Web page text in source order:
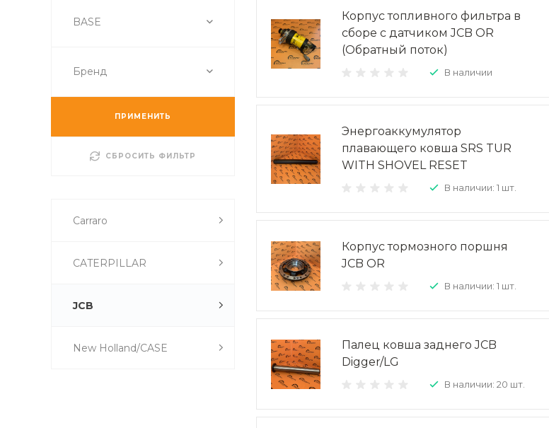
BASE
Бренд
ПРИМЕНИТЬ
СБРОСИТЬ ФИЛЬТР
Carraro
CATERPILLAR
JCB
New Holland/CASE
Корпус топливного фильтра в
сборе с датчиком JCB OR
(Обратный поток)
В наличии
Энергоаккумулятор
плавающего ковша SRS TUR
WITH SHOVEL RESET
В наличии: 1 шт.
Корпус тормозного поршня
JCB OR
В наличии: 1 шт.
Палец ковша заднего JCB
Digger/LG
В наличии: 20 шт.